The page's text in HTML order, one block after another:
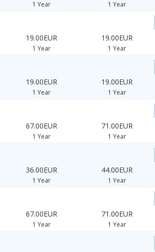
1 Year 1 Year
19.00EUR
1 Year
19.00EUR
1 Year
19.00EUR
1 Year
19.00EUR
1 Year
67.00EUR
1 Year
71.00EUR
1 Year
36.00EUR
1 Year
44.00EUR
1 Year
67.00EUR
1 Year
71.00EUR
1 Year